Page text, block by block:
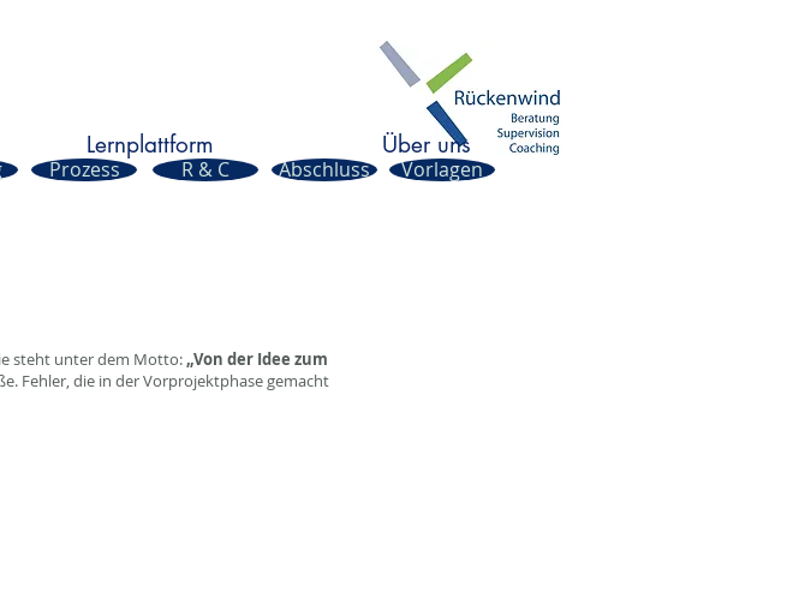
Lernplattform Über uns
Prozess R & C Abschluss
steht unter dem Motto:„Von der Idee zum
Fehler, die in der Vorprojektphase gemacht
Vorlagen